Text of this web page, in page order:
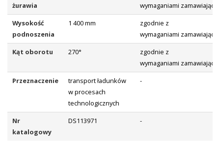
żurawia
wymaganiami
Wysokość
podnoszenia
1 400 mm
zgodnie z
wymaganiami
Kąt oborotu
270°
zgodnie z
wymaganiami
Przeznaczenie
transport ładunków
w procesach
technologicznych
-
Nr
katalogowy
DS113971 -